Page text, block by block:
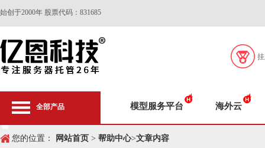
始创于2000年 股票代码：831685
全部产品 模型服务平台 海外云
您的位置： 网站首页 > 帮助中心>文章内容